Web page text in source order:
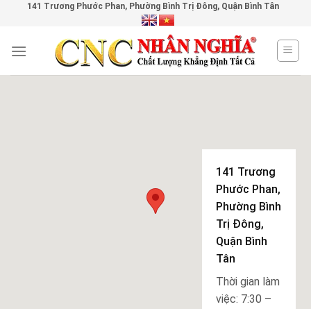
content
141 Trương Phước Phan, Phường Bình Trị Đông, Quận Bình Tân
141 Trương
Phước Phan,
Phường Bình
Trị Đông,
Quận Bình
Tân
Thời gian làm
việc: 7:30 –